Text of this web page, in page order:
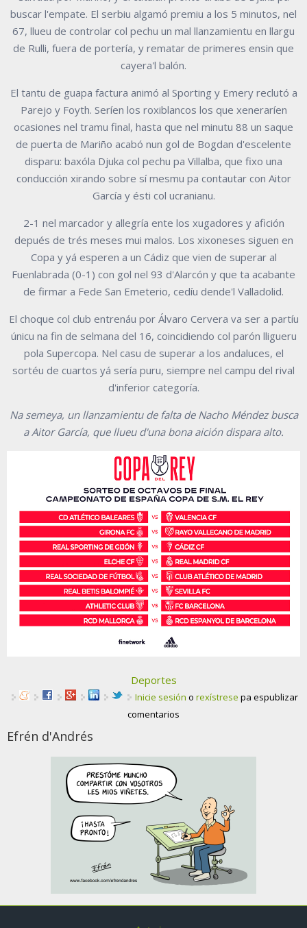
buscar l'empate. El serbiu algamó premiu a los 5 minutos, nel
67, llueu de controlar col pechu un mal llanzamientu en llargu
de Rulli, fuera de portería, y rematar de primeres ensin que
cayera'l balón.
El tantu de guapa factura animó al Sporting y Emery reclutó a
Parejo y Foyth. Seríen los roxiblancos los que xeneraríen
ocasiones nel tramu final, hasta que nel minutu 88 un saque
de puerta de Mariño acabó nun gol de Bogdan d'escelente
disparu: baxóla Djuka col pechu pa Villalba, que fixo una
conducción xirando sobre sí mesmu pa contautar con Aitor
García y ésti col ucranianu.
2-1 nel marcador y allegría ente los xugadores y afición
depués de trés meses mui malos. Los xixoneses siguen en
Copa y yá esperen a un Cádiz que vien de superar al
Fuenlabrada (0-1) con gol nel 93 d'Alarcón y que ta acabante
de firmar a Fede San Emeterio, cedíu dende'l Valladolid.
El choque col club entrenáu por Álvaro Cervera va ser a partíu
únicu na fin de selmana del 16, coincidiendo col parón lligueru
pola Supercopa. Nel casu de superar a los andaluces, el
sortéu de cuartos yá sería puru, siempre nel campu del rival
d'inferior categoría.
Na semeya, un llanzamientu de falta de Nacho Méndez busca
a Aitor García, que llueu d'una bona aición dispara alto.
Deportes
Inicie sesión o rexístrese pa espublizar
comentarios
Efrén d'Andrés